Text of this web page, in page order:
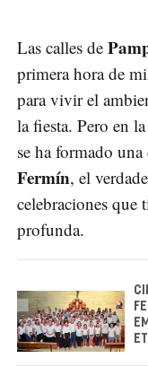
Las calles de
primera hora de
para vivir el
la fiesta. Pero en la
se ha formado
Fermín, el
celebraciones que
profunda.